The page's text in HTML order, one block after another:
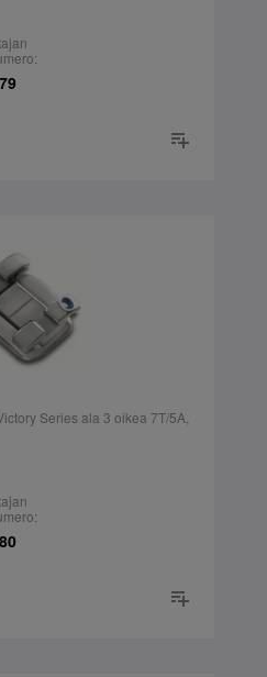
Series ala 3 oikea 7T/5A,